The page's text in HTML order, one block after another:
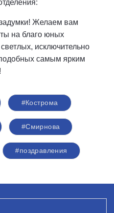
Желаем вам
на благо юных
исключительно
самым ярким
#Кострома
#Смирнова
#поздравления